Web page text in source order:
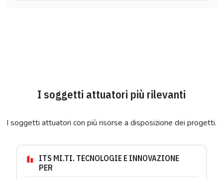
I soggetti attuatori più rilevanti
I soggetti attuatori con più risorse a disposizione dei progetti.
ITS MI.TI. TECNOLOGIE E INNOVAZIONE
PER